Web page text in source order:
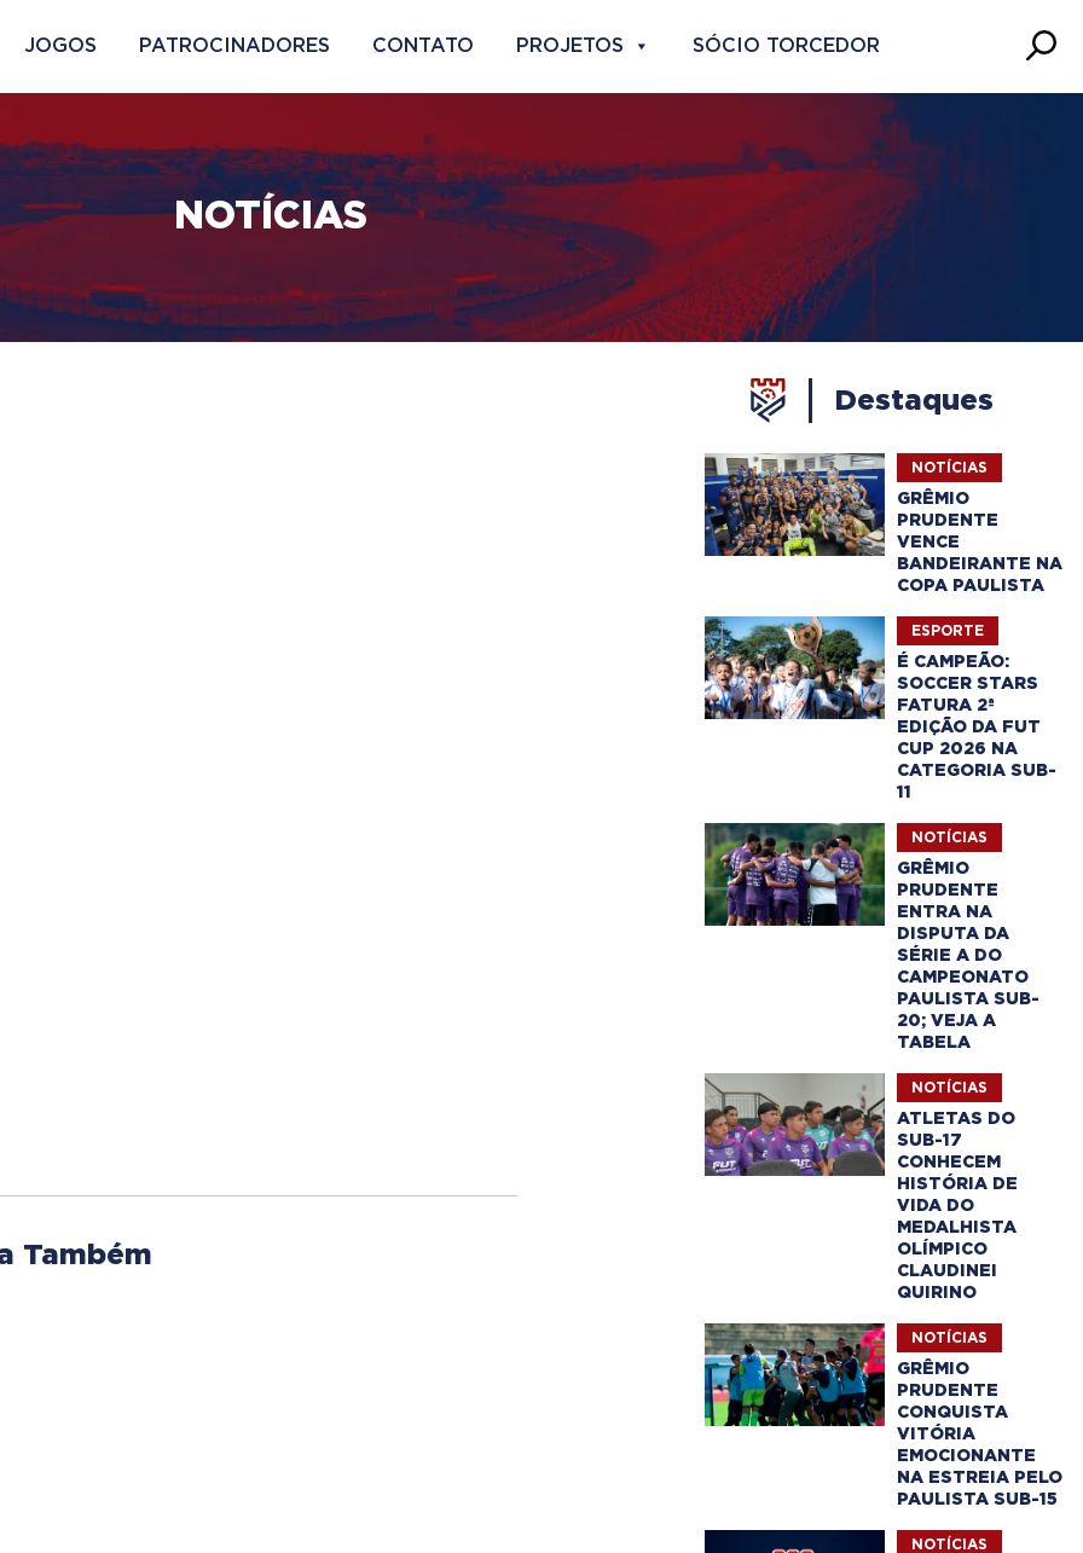
JOGOS PATROCINADORES CONTATO PROJETOS SÓCIO TORCEDOR
NOTÍCIAS
Também
Destaques
NOTÍCIAS
GRÊMIO
PRUDENTE
VENCE
BANDEIRANTE NA
COPA PAULISTA
ESPORTE
É CAMPEÃO:
SOCCER STARS
FATURA 2ª
EDIÇÃO DA FUT
CUP 2026 NA
CATEGORIA SUB-
11
NOTÍCIAS
GRÊMIO
PRUDENTE
ENTRA NA
DISPUTA DA
SÉRIE A DO
CAMPEONATO
PAULISTA SUB-
20; VEJA A
TABELA
NOTÍCIAS
ATLETAS DO
SUB-17
CONHECEM
HISTÓRIA DE
VIDA DO
MEDALHISTA
OLÍMPICO
CLAUDINEI
QUIRINO
NOTÍCIAS
GRÊMIO
PRUDENTE
CONQUISTA
VITÓRIA
EMOCIONANTE
NA ESTREIA PELO
PAULISTA SUB-15
NOTÍCIAS